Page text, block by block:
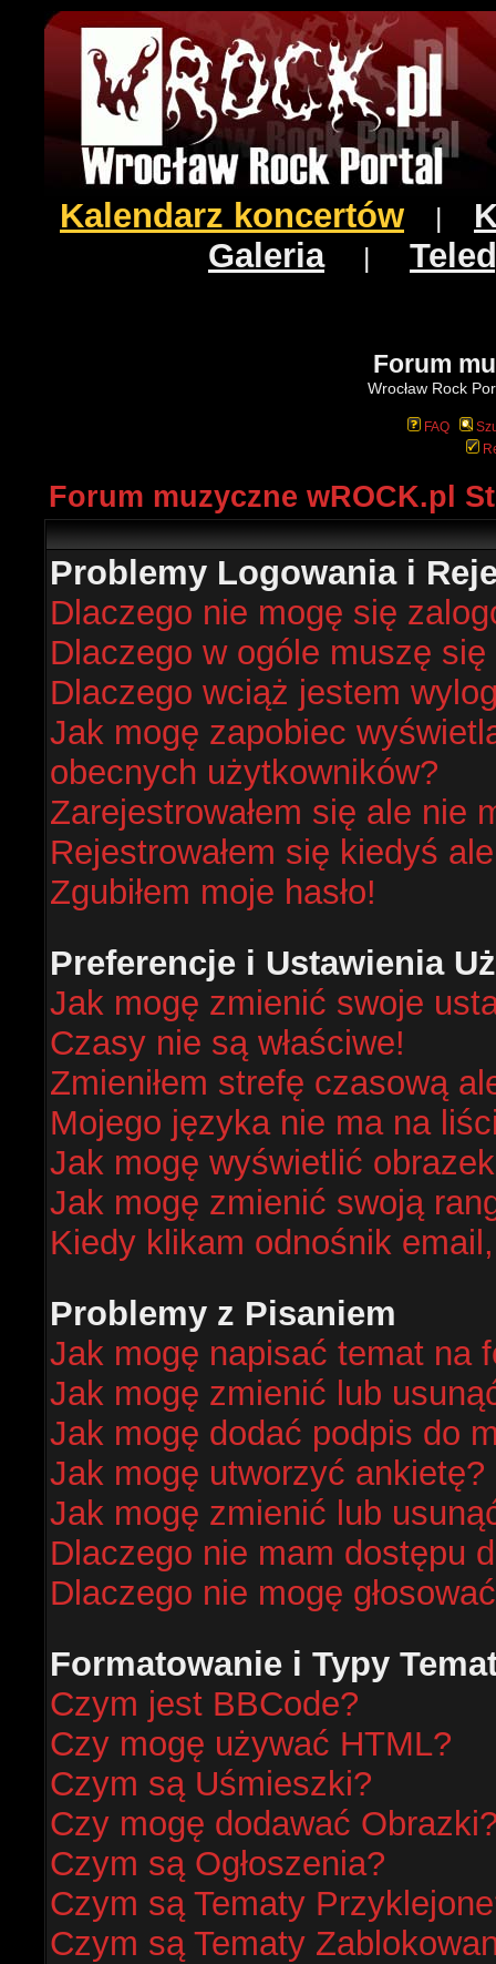
Kalendarz koncertów
Galeria|
Forum
Wrocław Rock
FAQ
Forum muzyczne wROCK.pl
Problemy Logowania i
Dlaczego nie mogę się
Dlaczego w ogóle muszę
Dlaczego wciąż jestem
Jak mogę zapobiec
obecnych użytkowników?
Zarejestrowałem się ale nie
Rejestrowałem się kiedyś
Zgubiłem moje hasło!
Preferencje i Ustawienia
Jak mogę zmienić swoje
Czasy nie są właściwe!
Zmieniłem strefę czasową
Mojego języka nie ma na
Jak mogę wyświetlić
Jak mogę zmienić swoją
Kiedy klikam odnośnik
Problemy z Pisaniem
Jak mogę napisać temat na
Jak mogę zmienić lub
Jak mogę dodać podpis do
Jak mogę utworzyć ankietę?
Jak mogę zmienić lub
Dlaczego nie mam dostępu
Dlaczego nie mogę
Formatowanie i Typy
Czym jest BBCode?
Czy mogę używać HTML?
Czym są Uśmieszki?
Czy mogę dodawać
Czym są Ogłoszenia?
Czym są Tematy
Czym są Tematy